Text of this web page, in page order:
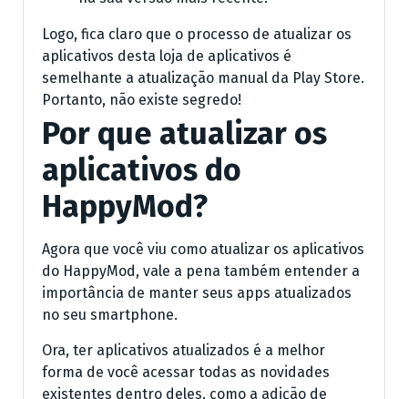
Logo, fica claro que o processo de atualizar os
aplicativos desta loja de aplicativos é
semelhante a atualização manual da Play Store.
Portanto, não existe segredo!
Por que atualizar os
aplicativos do
HappyMod?
Agora que você viu como atualizar os aplicativos
do HappyMod, vale a pena também entender a
importância de manter seus apps atualizados
no seu smartphone.
Ora, ter aplicativos atualizados é a melhor
forma de você acessar todas as novidades
existentes dentro deles, como a adição de